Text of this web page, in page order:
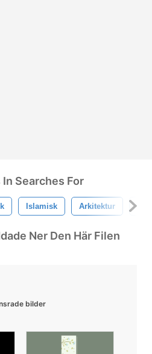
Searches For
Islamisk Arkitektur
Ner Den Här Filen
bilder